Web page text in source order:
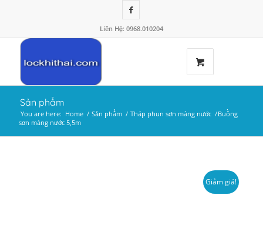
Liên Hệ: 0968.010204
Sản phẩm
You are here: Home / Sản phẩm / Tháp phun sơn màng nước /Buồng
sơn màng nước 5,5m
Giảm giá!